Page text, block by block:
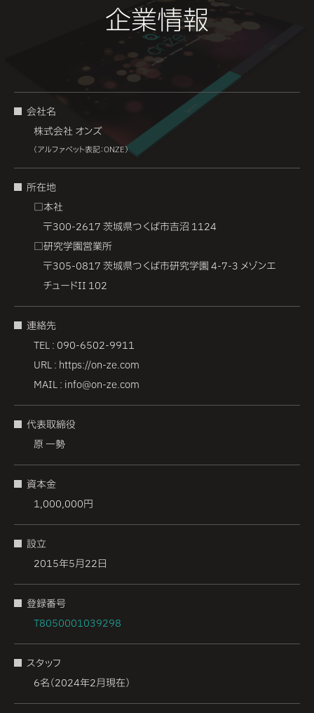
企業情報
会社名
株式会社 オンズ
（アルファべット表記：ONZE）
所在地
□本社
〒300-2617 茨城県つくば市吉沼 1124
□研究学園営業所
〒305-0817 茨城県つくば市研究学園 4-7-3 メゾンエ
チュードII 102
連絡先
TEL : 090-6502-9911
URL : https://on-ze.com
MAIL : info@on-ze.com
代表取締役
原一勢
資本金
1,000,000円
設立
2015年5月22日
登録番号
T8050001039298
スタッフ
6名（2024年2月現在）